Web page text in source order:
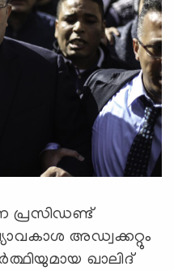
പ്രസിഡണ്ട്
അഡ്വക്കറ്റും
ഖാലിദ്